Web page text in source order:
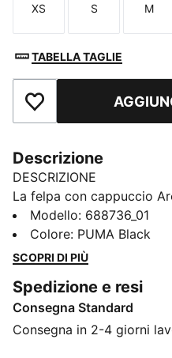
Taglia
XS
Taglia
S M
TABELLA TAGLIE
Aggiungi ai Preferiti
Descrizione
DESCRIZIONE
La felpa con cappuccio
l'iconico logo PUMA n. 1
foderato in jersey e i
per chi desidera stile e
CARATTERISTICHE +
Con almeno il 50% di
DETTAGLI
Modello: 688736_01
Colore: PUMA Black
SCOPRI DI PIÙ
Spedizione e resi
Consegna Standard
Consegna in 2-4 giorni